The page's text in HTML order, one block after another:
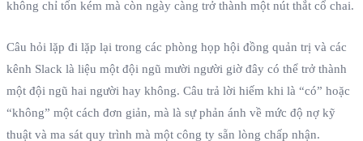
không chỉ tốn kém mà còn ngày càng trở thành một nút thắt cổ chai.
Câu hỏi lặp đi lặp lại trong các phòng họp hội đồng quản trị và các
kênh Slack là liệu một đội ngũ mười người giờ đây có thể trở thành
một đội ngũ hai người hay không. Câu trả lời hiếm khi là “có” hoặc
“không” một cách đơn giản, mà là sự phản ánh về mức độ nợ kỹ
thuật và ma sát quy trình mà một công ty sẵn lòng chấp nhận.